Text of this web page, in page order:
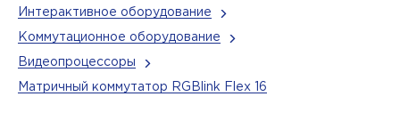
Интерактивное оборудование
Коммутационное оборудование
Видеопроцессоры
Матричный коммутатор RGBlink Flex 16